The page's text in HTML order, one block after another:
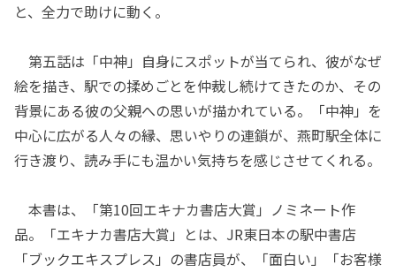
と、全力で助けに動く。
第五話は「中神」自身にスポットが当てられ、彼がなぜ
絵を描き、駅での揉めごとを仲裁し続けてきたのか、その
背景にある彼の父親への思いが描かれている。「中神」を
中心に広がる人々の縁、思いやりの連鎖が、燕町駅全体に
行き渡り、読み手にも温かい気持ちを感じさせてくれる。
本書は、「第10回エキナカ書店大賞」ノミネート作
品。「エキナカ書店大賞」とは、JR東日本の駅中書店
「ブックエキスプレス」の書店員が、「面白い」「お客様